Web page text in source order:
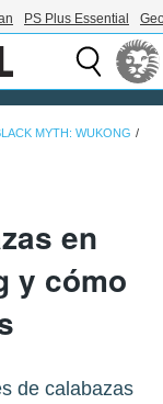
PS Plus Essential
MYTH: WUKONG
en
y cómo
de calabazas